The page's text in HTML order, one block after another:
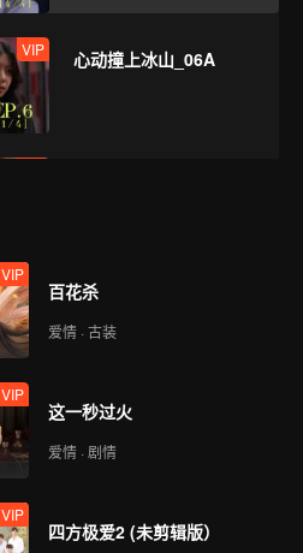
VIP 心动撞上冰山_06A
VIP 心动撞上冰山_06C
VIP 心动撞上冰山_06D
VIP 心动撞上冰山_07A
VIP
百花杀
爱情 · 古装
VIP
这一秒过火
爱情 · 剧情
VIP
四方极爱2 (未剪辑版）